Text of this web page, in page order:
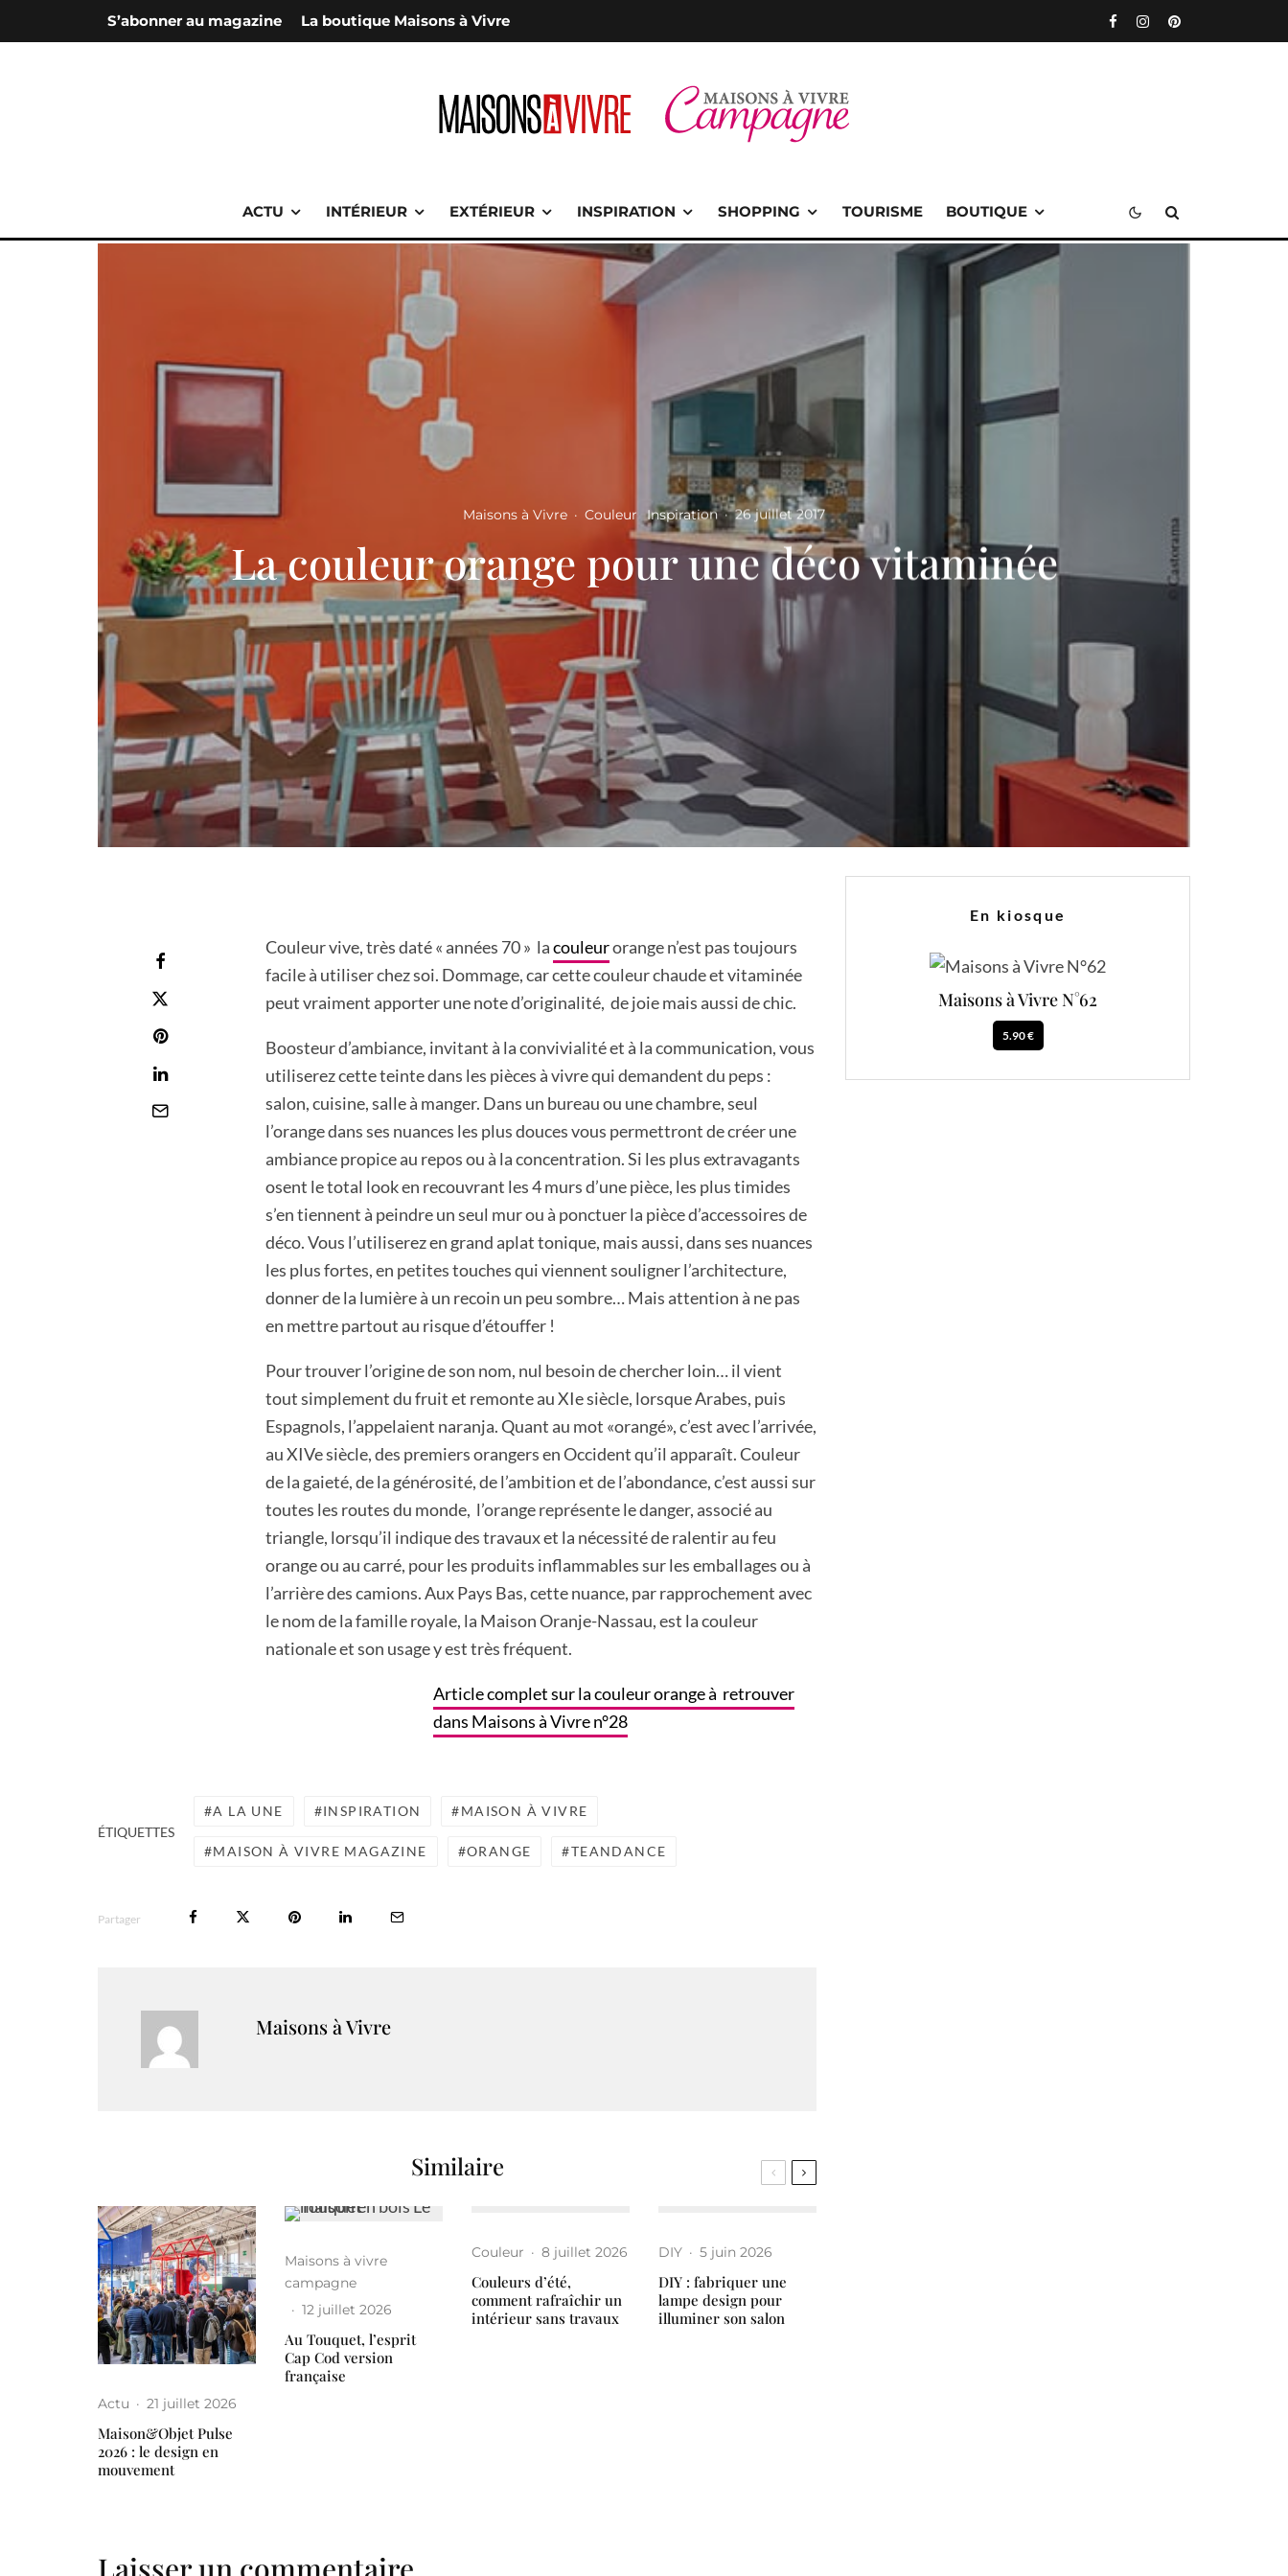
S’abonner au magazine La boutique Maisons à Vivre
ACTU INTÉRIEUR EXTÉRIEUR INSPIRATION SHOPPING TOURISME BOUTIQUE
Maisons à Vivre · Couleur Inspiration · 26 juillet 2017
La couleur orange pour une déco vitaminée
Couleur vive, très daté « années 70 » lacouleurorange n’est pas toujours
facile à utiliser chez soi. Dommage, car cette couleur chaude et vitaminée
peut vraiment apporter une note d’originalité, de joie mais aussi de chic.
Boosteur d’ambiance, invitant à la convivialité et à la communication, vous
utiliserez cette teinte dans les pièces à vivre qui demandent du peps :
salon, cuisine, salle à manger. Dans un bureau ou une chambre, seul
l’orange dans ses nuances les plus douces vous permettront de créer une
ambiance propice au repos ou à la concentration. Si les plus extravagants
osent le total look en recouvrant les 4 murs d’une pièce, les plus timides
s’en tiennent à peindre un seul mur ou à ponctuer la pièce d’accessoires de
déco. Vous l’utiliserez en grand aplat tonique, mais aussi, dans ses nuances
les plus fortes, en petites touches qui viennent souligner l’architecture,
donner de la lumière à un recoin un peu sombre… Mais attention à ne pas
en mettre partout au risque d’étouffer !
Pour trouver l’origine de son nom, nul besoin de chercher loin… il vient
tout simplement du fruit et remonte au XIe siècle, lorsque Arabes, puis
Espagnols, l’appelaient naranja. Quant au mot «orangé», c’est avec l’arrivée,
au XIVe siècle, des premiers orangers en Occident qu’il apparaît. Couleur
de la gaieté, de la générosité, de l’ambition et de l’abondance, c’est aussi sur
toutes les routes du monde, l’orange représente le danger, associé au
triangle, lorsqu’il indique des travaux et la nécessité de ralentir au feu
orange ou au carré, pour les produits inflammables sur les emballages ou à
l’arrière des camions. Aux Pays Bas, cette nuance, par rapprochement avec
le nom de la famille royale, la Maison Oranje-Nassau, est la couleur
nationale et son usage y est très fréquent.
Article complet sur la couleur orange à retrouver
dans Maisons à Vivre n°28
ÉTIQUETTES
A LA UNE INSPIRATION MAISON À VIVRE
MAISON À VIVRE MAGAZINE ORANGE TEANDANCE
Partager
Maisons à Vivre
Similaire
Actu · 21 juillet 2026
Maison&Objet Pulse
2026 : le design en
mouvement
Maisons à vivre
campagne
· 12 juillet 2026
Au Touquet, l’esprit
Cap Cod version
française
Couleur · 8 juillet 2026
Couleurs d’été,
comment rafraîchir un
intérieur sans travaux
DIY · 5 juin 2026
DIY : fabriquer une
lampe design pour
illuminer son salon
Laisser un commentaire
En kiosque
Maisons à Vivre N°62
5.90 €